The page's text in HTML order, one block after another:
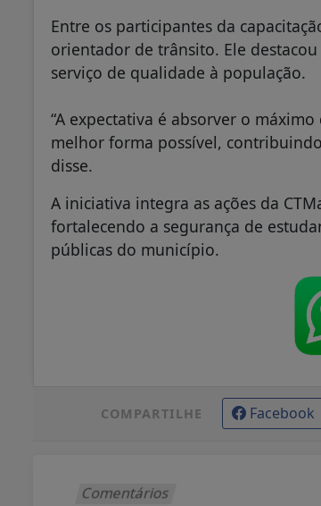
Entre os participantes da
orientador de trânsito. Ele
serviço de qualidade à população.
“A expectativa é absorver o
melhor forma possível,
disse.
A iniciativa integra as ações da
fortalecendo a segurança de
públicas do município.
COMPARTILHE Facebook
Comentários